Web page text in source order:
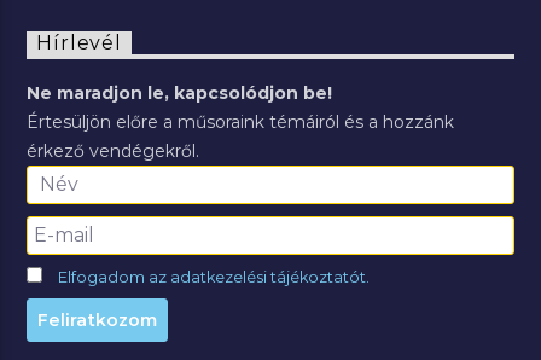
Hírlevél
Ne maradjon le, kapcsolódjon be!
Értesüljön előre a műsoraink témáiról és a hozzánk
érkező vendégekről.
Elfogadom az adatkezelési tájékoztatót.